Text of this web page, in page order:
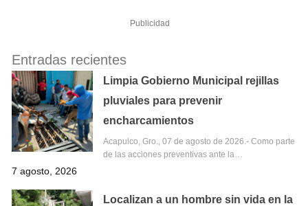
Publicidad
Entradas recientes
Limpia Gobierno Municipal rejillas
pluviales para prevenir
encharcamientos
Acapulco, Gro., 07 de agosto de 2026.- Como parte
de las acciones preventivas ante la…
7 agosto, 2026
Localizan a un hombre sin vida en la